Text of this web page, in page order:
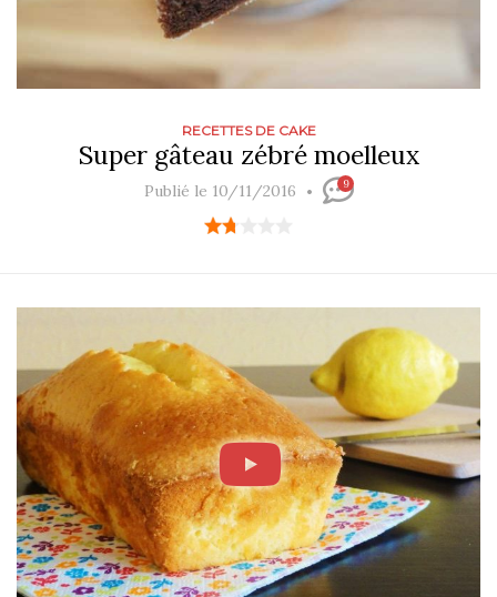
RECETTES DE CAKE
Super gâteau zébré moelleux
Publié le 10/11/2016 9